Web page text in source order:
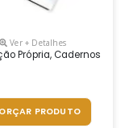
Seu Jeito.tamanhos
Ver + Detalhes
Própria, Cadernos
ORÇAR PRODUTO